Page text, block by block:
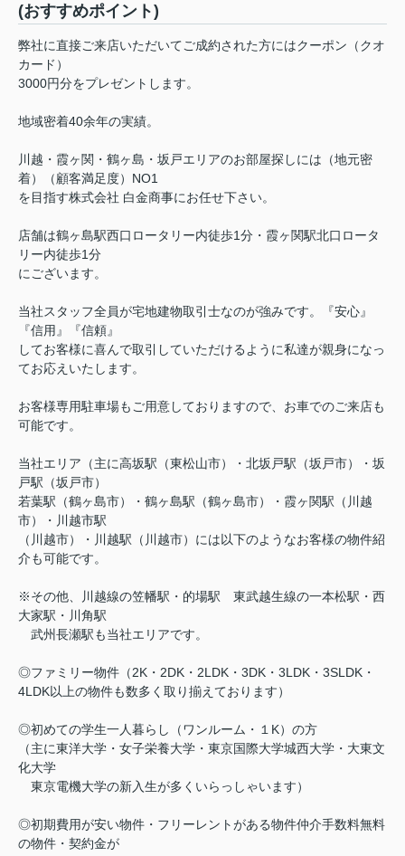
(おすすめポイント)
弊社に直接ご来店いただいてご成約された方にはクーポン（クオ
カード）
3000円分をプレゼントします。
地域密着40余年の実績。
川越・霞ヶ関・鶴ヶ島・坂戸エリアのお部屋探しには（地元密
着）（顧客満足度）NO1
を目指す株式会社 白金商事にお任せ下さい。
店舗は鶴ヶ島駅西口ロータリー内徒歩1分・霞ヶ関駅北口ロータ
リー内徒歩1分
にございます。
当社スタッフ全員が宅地建物取引士なのが強みです。『安心』
『信用』『信頼』
してお客様に喜んで取引していただけるように私達が親身になっ
てお応えいたします。
お客様専用駐車場もご用意しておりますので、お車でのご来店も
可能です。
当社エリア（主に高坂駅（東松山市）・北坂戸駅（坂戸市）・坂
戸駅（坂戸市）
若葉駅（鶴ヶ島市）・鶴ヶ島駅（鶴ヶ島市）・霞ヶ関駅（川越
市）・川越市駅
（川越市）・川越駅（川越市）には以下のようなお客様の物件紹
介も可能です。
※その他、川越線の笠幡駅・的場駅 東武越生線の一本松駅・西
大家駅・川角駅
武州長瀬駅も当社エリアです。
◎ファミリー物件（2K・2DK・2LDK・3DK・3LDK・3SLDK・
4LDK以上の物件も数多く取り揃えております）
◎初めての学生一人暮らし（ワンルーム・１K）の方
（主に東洋大学・女子栄養大学・東京国際大学城西大学・大東文
化大学
東京電機大学の新入生が多くいらっしゃいます）
◎初期費用が安い物件・フリーレントがある物件仲介手数料無料
の物件・契約金が